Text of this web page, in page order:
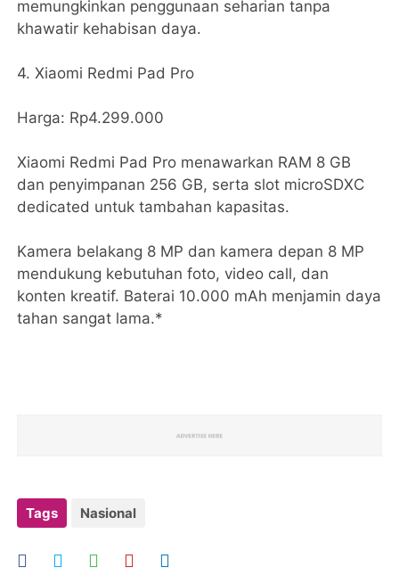
memungkinkan penggunaan seharian tanpa
khawatir kehabisan daya.
4. Xiaomi Redmi Pad Pro
Harga: Rp4.299.000
Xiaomi Redmi Pad Pro menawarkan RAM 8 GB
dan penyimpanan 256 GB, serta slot microSDXC
dedicated untuk tambahan kapasitas.
Kamera belakang 8 MP dan kamera depan 8 MP
mendukung kebutuhan foto, video call, dan
konten kreatif. Baterai 10.000 mAh menjamin daya
tahan sangat lama.*
Tags Nasional